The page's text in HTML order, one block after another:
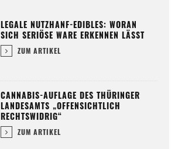
LEGALE NUTZHANF-EDIBLES: WORAN
SICH SERIÖSE WARE ERKENNEN LÄSST
ZUM ARTIKEL
CANNABIS-AUFLAGE DES THÜRINGER
LANDESAMTS „OFFENSICHTLICH
RECHTSWIDRIG“
ZUM ARTIKEL